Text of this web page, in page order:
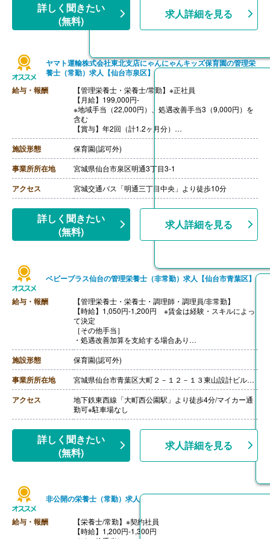
詳しく聞きたい
(無料)
求人詳細を見る
ヤマト運輸株式会社東北支店にゃんにゃんキッズ保育園の管理栄
養士（常勤）求人【仙台市泉区】
給与・報酬
【管理栄養士・栄養士/常勤】※正社員
【月給】199,000円-
※地域手当（22,000円）、処遇改善手当3（9,000円）を
含む
【賞与】年2回（計1.2ヶ月分）
【通勤手当】あり（上限20,000円/月）
【昇給】あり（年1回）
【退職金】あり
施設形態 保育園(認可外)
事業所所在地 宮城県仙台市泉区明通3丁目3-1
アクセス 宮城交通バス「明通三丁目中央」より徒歩10分
詳しく聞きたい
(無料)
求人詳細を見る
ベビープラス仙台の管理栄養士（非常勤）求人【仙台市青葉区】
給与・報酬
【管理栄養士・栄養士・調理師・調理員/非常勤】
【時給】1,050円-1,200円 ※賃金は経験・スキルによっ
て決定
［その他手当］
・処遇改善加算を支給する場合あり
【賞与】なし
【通勤手当】あり（上限30,000円/月）
【昇給】あり（1月あたり50円）※前年度実績
【退職金】なし
施設形態 保育園(認可外)
事業所所在地 宮城県仙台市青葉区大町２－１２－１３東山設計ビル２階
アクセス
地下鉄東西線「大町西公園駅」より徒歩4分/マイカー通
勤可※駐車場なし
詳しく聞きたい
(無料)
求人詳細を見る
非公開の栄養士（常勤）求人
給与・報酬
【栄養士/常勤】※契約社員
【時給】1,200円-1,300円